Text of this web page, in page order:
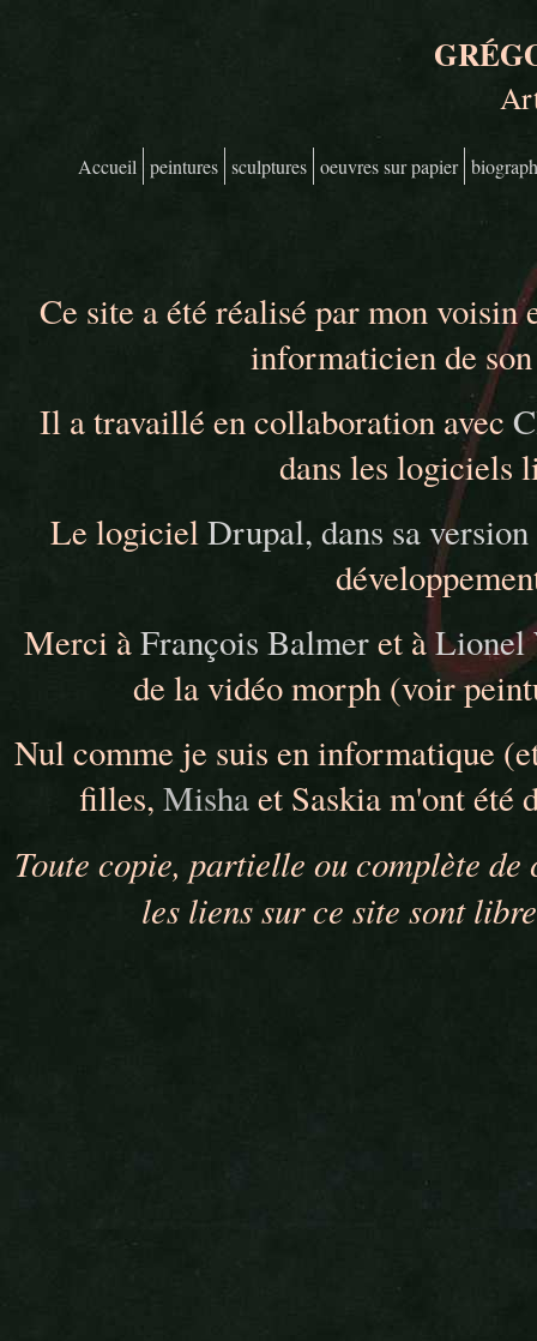
Menu principal
Accueil peintures sculptures oeuvres sur papier
Ce site a été réalisé par mon voisin
informaticien de
Il a travaillé en collaboration avec
dans les logiciels
Le logicielDrupal, dans sa version
Merci àFrançois Balmeret àLionel
de la vidéo morph (voir
Nul comme je suis en informatique
filles, Mishaet Saskia m'ont été
Toute copie, partielle ou complète de
les liens sur ce site sont